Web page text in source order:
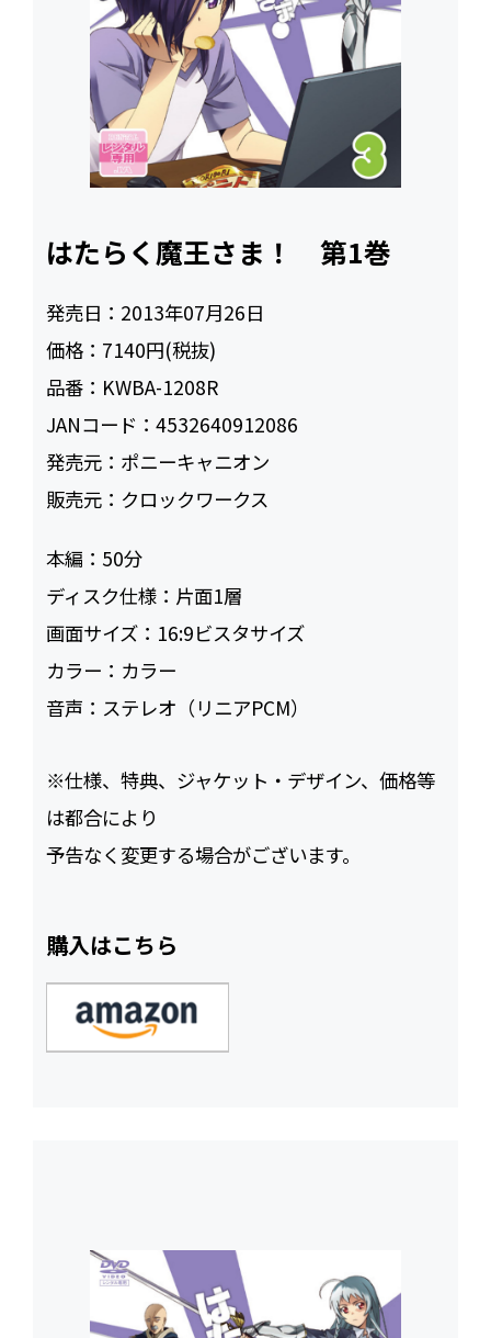
はたらく魔王さま！ 第1巻
発売日： 2013年07月26日
価格： 7140円(税抜)
品番： KWBA-1208R
JANコード：4532640912086
発売元： ポニーキャニオン
販売元： クロックワークス
本編： 50
ディスク仕様： 片面1層
画面サイズ： 16:9ビスタサイズ
カラー： カラー
音声： ステレオ（リニアPCM）
※仕様、特典、ジャケット・デザイン、価格等
は都合により
予告なく変更する場合がございます。
購入はこちら